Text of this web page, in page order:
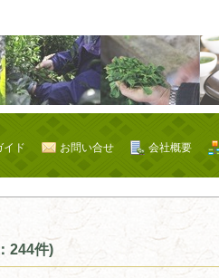
会社概要
お問い合せ
イド
244件)